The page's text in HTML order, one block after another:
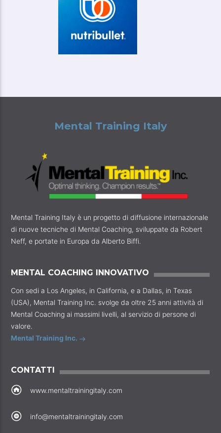
Mental Training Italy
Mental Training Italy è un progetto di diffusione internazionale
di nuove tecniche di Mental Coaching, sviluppate da Robert
Neff, e portate in Europa da Alberto Biffi.
MENTAL COACHING INNOVATIVO
Con sedi a Los Angeles, in California, e a Dallas, in Texas
(USA), Mental Training Inc. svolge da oltre 25 anni attività di
Mental Coaching ai massimi livelli, al servizio di persone di
valore.
Mental Training Inc.
CONTATTI
www.mentaltrainingitaly.com
info@mentaltrainingitaly.com